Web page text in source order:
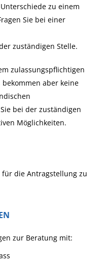
zu einem
Sie bei einer
zuständigen Stelle.
zulassungspflichtigen
aber keine
bei der zuständigen
Möglichkeiten.
für die Antragstellung zu
zur Beratung mit: